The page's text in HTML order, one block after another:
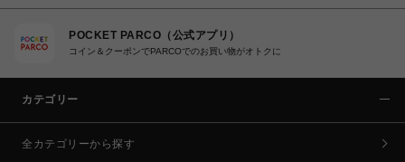
POCKET PARCO（公式アプリ）
コイン＆クーポンでPARCOでのお買い物がオトクに
カテゴリー
全カテゴリーから探す